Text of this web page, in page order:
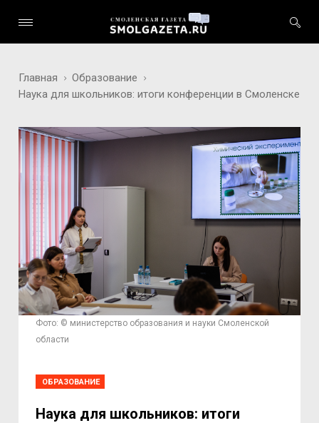
Главная
Образование
Наука для школьников: итоги конференции в Смоленске
Фото: © министерство образования и науки Смоленской
области
ОБРАЗОВАНИЕ
Наука для школьников: итоги